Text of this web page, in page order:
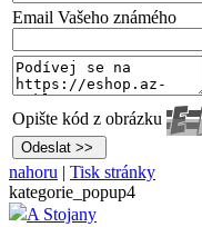
Email Vašeho známého
Opište kód z obrázku
nahoru | Tisk stránky
kategorie_popup4
A Stojany